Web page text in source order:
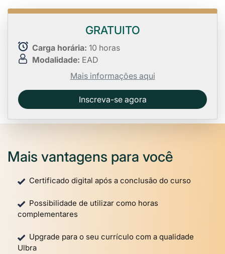
GRATUITO
Carga horária: 10 horas
Modalidade: EAD
Mais informações aqui
Inscreva-se agora
Mais vantagens para você
Certificado digital após a conclusão do curso
Possibilidade de utilizar como horas
complementares
Upgrade para o seu currículo com a qualidade
Ulbra